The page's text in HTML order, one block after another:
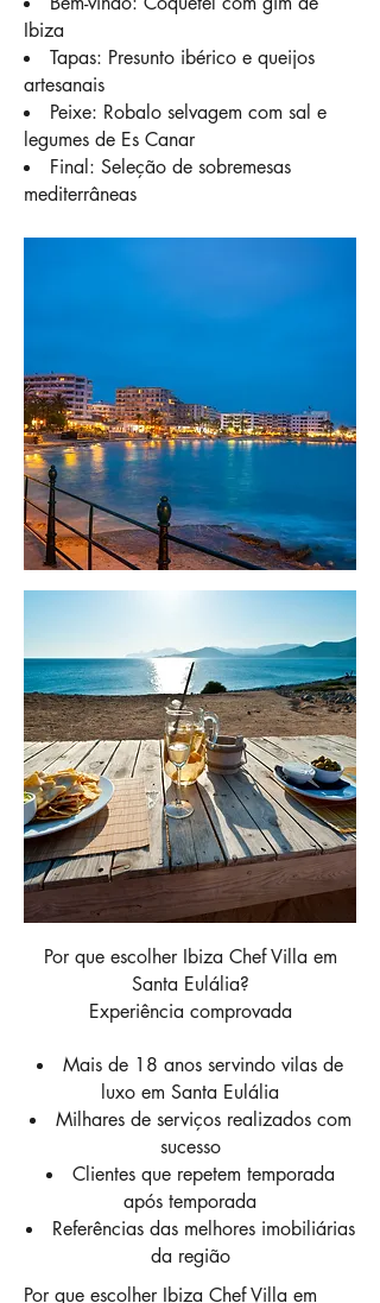
Ibiza
Tapas: Presunto ibérico e queijos
artesanais
Peixe: Robalo selvagem com sal e
legumes de Es Canar
Final: Seleção de sobremesas
mediterrâneas
Por que escolher Ibiza Chef Villa em
Santa Eulália?
Experiência comprovada
Mais de 18 anos servindo vilas de
luxo em Santa Eulália
Milhares de serviços realizados com
sucesso
Clientes que repetem temporada
após temporada
Referências das melhores imobiliárias
da região
Por que escolher Ibiza Chef Villa em